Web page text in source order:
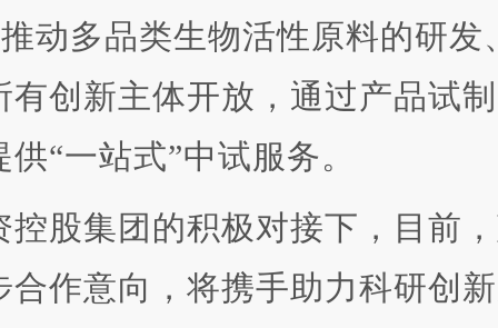
动多品类生物活性原料的研发
创新主体开放，通过产品试
“一站式”中试服务。
集团的积极对接下，目前，
作意向，将携手助力科研创